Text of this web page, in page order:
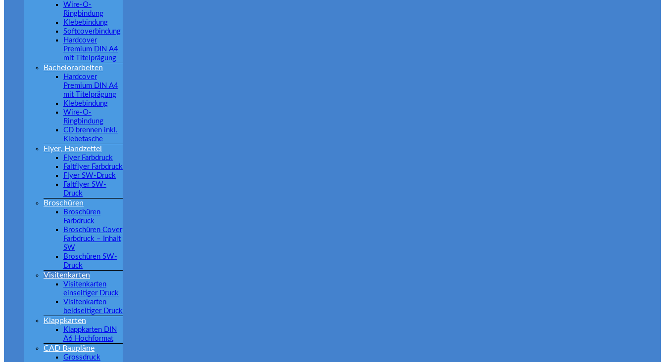
Wire-O-
Ringbindung
Klebebindung
Softcoverbindung
Hardcover
Premium DIN A4
mit Titelprägung
Bachelorarbeiten
Hardcover
Premium DIN A4
mit Titelprägung
Klebebindung
Wire-O-
Ringbindung
CD brennen inkl.
Klebetasche
Flyer, Handzettel
Flyer Farbdruck
Faltflyer Farbdruck
Flyer SW-Druck
Faltflyer SW-
Druck
Broschüren
Broschüren
Farbdruck
Broschüren Cover
Farbdruck – Inhalt
SW
Broschüren SW-
Druck
Visitenkarten
Visitenkarten
einseitiger Druck
Visitenkarten
beidseitiger Druck
Klappkarten
Klappkarten DIN
A6 Hochformat
CAD Baupläne
Grossdruck